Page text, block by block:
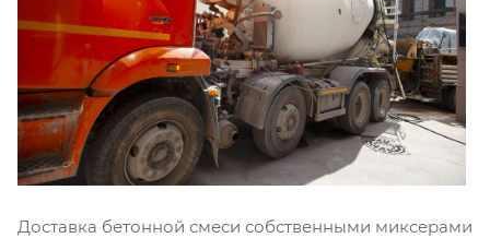
Доставка бетонной смеси собственными миксерами